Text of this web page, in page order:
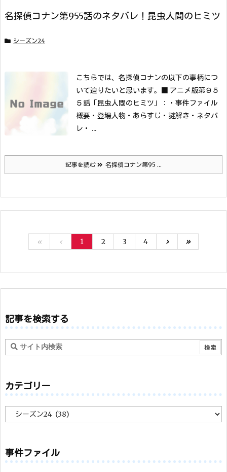
名探偵コナン第955話のネタバレ！昆虫人間のヒミツ
シーズン24
こちらでは、名探偵コナンの以下の事柄につ
いて迫りたいと思います。 ■ アニメ版第９５
５話「昆虫人間のヒミツ」：
・事件ファイル
概要 ・登場人物 ・あらすじ ・謎解き ・ネタバ
レ ・ ...
記事を読む 名探偵コナン第95 ...
« ‹ 1 2 3 4 › »
記事を検索する
カテゴリー
ー
事件ファイル